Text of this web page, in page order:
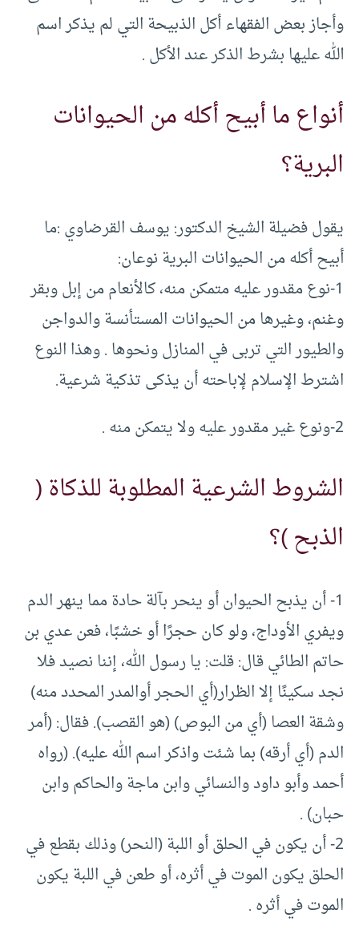
وأجاز بعض الفقهاء أكل الذبيحة التي لم يذكر اسم
الله عليها بشرط الذكر عند الأكل .
أنواع ما أبيح أكله من الحيوانات
البرية؟
يقول فضيلة الشيخ الدكتور: يوسف القرضاوي :ما
أبيح أكله من الحيوانات البرية نوعان:
1-نوع مقدور عليه متمكن منه، كالأنعام من إبل وبقر
وغنم، وغيرها من الحيوانات المستأنسة والدواجن
والطيور التي تربى في المنازل ونحوها . وهذا النوع
اشترط الإسلام لإباحته أن يذكى تذكية شرعية.
2-ونوع غير مقدور عليه ولا يتمكن منه .
الشروط الشرعية المطلوبة للذكاة (
الذبح )؟
1- أن يذبح الحيوان أو ينحر بآلة حادة مما ينهر الدم
ويفري الأوداج، ولو كان حجرًا أو خشبًا، فعن عدي بن
حاتم الطائي قال: قلت: يا رسول الله، إننا نصيد فلا
نجد سكينًا إلا الظرار(أي الحجر أوالمدر المحدد منه)
وشقة العصا (أي من البوص) (هو القصب). فقال: (أمر
الدم (أي أرقه) بما شئت واذكر اسم الله عليه). (رواه
أحمد وأبو داود والنسائي وابن ماجة والحاكم وابن
حبان) .
2- أن يكون في الحلق أو اللبة (النحر) وذلك بقطع في
الحلق يكون الموت في أثره، أو طعن في اللبة يكون
الموت في أثره .